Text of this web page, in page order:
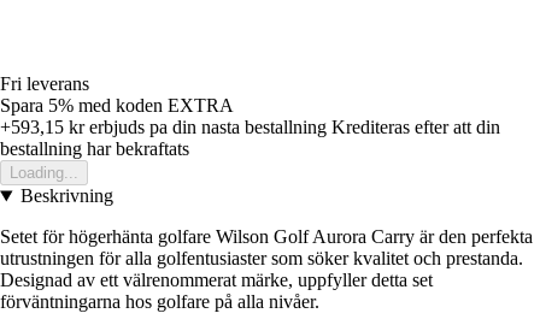
Fri leverans
Spara 5% med koden EXTRA
+593,15 krerbjuds pa din nasta bestallning Krediteras efter att din
bestallning har bekraftats
Loading...
Beskrivning
Setet för högerhänta golfare Wilson Golf Aurora Carry är den perfekta
utrustningen för alla golfentusiaster som söker kvalitet och prestanda.
Designad av ett välrenommerat märke, uppfyller detta set
förväntningarna hos golfare på alla nivåer.